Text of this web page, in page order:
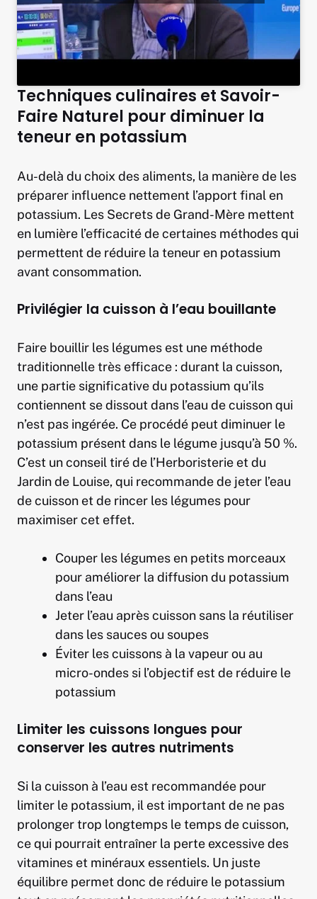
Techniques culinaires et Savoir-
Faire Naturel pour diminuer la
teneur en potassium
Au-delà du choix des aliments, la manière de les
préparer influence nettement l’apport final en
potassium. Les Secrets de Grand-Mère mettent
en lumière l’efficacité de certaines méthodes qui
permettent de réduire la teneur en potassium
avant consommation.
Privilégier la cuisson à l’eau bouillante
Faire bouillir les légumes est une méthode
traditionnelle très efficace : durant la cuisson,
une partie significative du potassium qu’ils
contiennent se dissout dans l’eau de cuisson qui
n’est pas ingérée. Ce procédé peut diminuer le
potassium présent dans le légume jusqu’à 50 %.
C’est un conseil tiré de l’Herboristerie et du
Jardin de Louise, qui recommande de jeter l’eau
de cuisson et de rincer les légumes pour
maximiser cet effet.
Couper les légumes en petits morceaux
pour améliorer la diffusion du potassium
dans l’eau
Jeter l’eau après cuisson sans la réutiliser
dans les sauces ou soupes
Éviter les cuissons à la vapeur ou au
micro-ondes si l’objectif est de réduire le
potassium
Limiter les cuissons longues pour
conserver les autres nutriments
Si la cuisson à l’eau est recommandée pour
limiter le potassium, il est important de ne pas
prolonger trop longtemps le temps de cuisson,
ce qui pourrait entraîner la perte excessive des
vitamines et minéraux essentiels. Un juste
équilibre permet donc de réduire le potassium